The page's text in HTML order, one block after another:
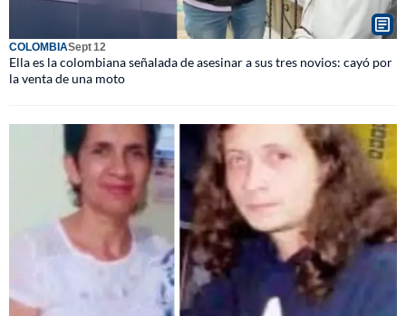
COLOMBIASept 12
Ella es la colombiana señalada de asesinar a sus tres novios: cayó por
la venta de una moto